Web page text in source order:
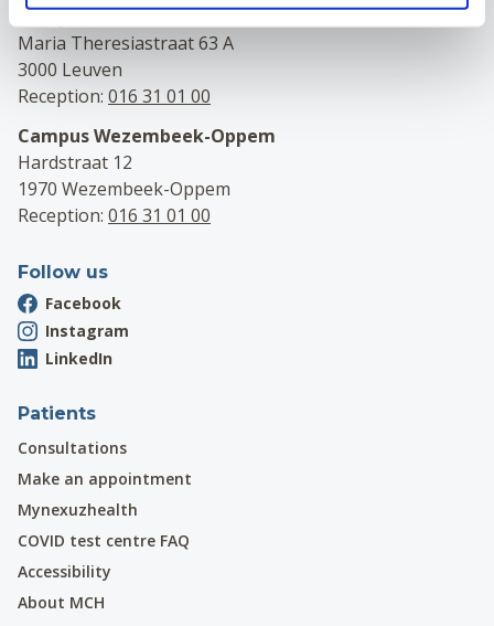
Campus Leuven
Maria Theresiastraat 63 A
3000 Leuven
Reception: 016 31 01 00
Campus Wezembeek-Oppem
Hardstraat 12
1970 Wezembeek-Oppem
Reception: 016 31 01 00
Follow us
Facebook
Instagram
LinkedIn
Patients
Consultations
Make an appointment
Mynexuzhealth
COVID test centre FAQ
Accessibility
About MCH